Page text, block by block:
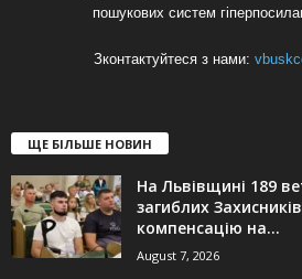
пошукових систем
Зконтактуйтеся з нами:
ЩЕ БІЛЬШЕ НОВИН
На Львівщині 189
загиблих
компенсацію на...
August 7, 2026